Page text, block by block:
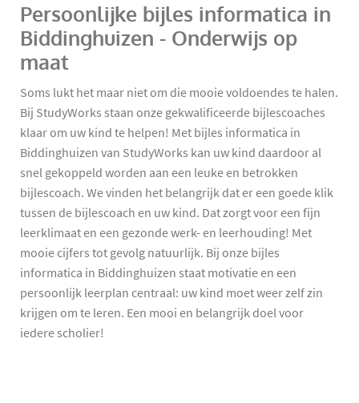
Persoonlijke bijles informatica in
Biddinghuizen - Onderwijs op
maat
Soms lukt het maar niet om die mooie voldoendes te halen.
Bij StudyWorks staan onze gekwalificeerde bijlescoaches
klaar om uw kind te helpen! Met bijles informatica in
Biddinghuizen van StudyWorks kan uw kind daardoor al
snel gekoppeld worden aan een leuke en betrokken
bijlescoach. We vinden het belangrijk dat er een goede klik
tussen de bijlescoach en uw kind. Dat zorgt voor een fijn
leerklimaat en een gezonde werk- en leerhouding! Met
mooie cijfers tot gevolg natuurlijk. Bij onze bijles
informatica in Biddinghuizen staat motivatie en een
persoonlijk leerplan centraal: uw kind moet weer zelf zin
krijgen om te leren. Een mooi en belangrijk doel voor
iedere scholier!